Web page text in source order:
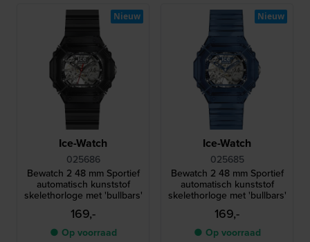
Ice-Watch
025686
Bewatch 2 48 mm Sportief
automatisch kunststof
skelethorloge met 'bullbars'
169,-
● Op voorraad
Nieuw
Ice-Watch
025685
Bewatch 2 48 mm Sportief
automatisch kunststof
skelethorloge met 'bullbars'
169,-
● Op voorraad
Nieuw